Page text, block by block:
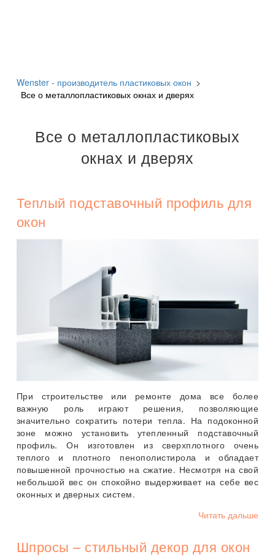
Wenster - производитель пластиковых окон >
Все о металлопластиковых окнах и дверях
Все о металлопластиковых
окнах и дверях
Теплый подставочный профиль для
окон
При строительстве или ремонте дома все более
важную роль играют решения, позволяющие
значительно сократить потери тепла. На подоконной
зоне можно установить утепленный подставочный
профиль. Он изготовлен из сверхплотного очень
теплого и плотного пенополистирола и обладает
повышенной прочностью на сжатие. Несмотря на свой
небольшой вес он спокойно выдерживает на себе вес
оконных и дверных систем.
Читать дальше
Шпросы – стильный декор для окон